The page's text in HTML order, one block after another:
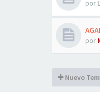
por
por
Nuevo